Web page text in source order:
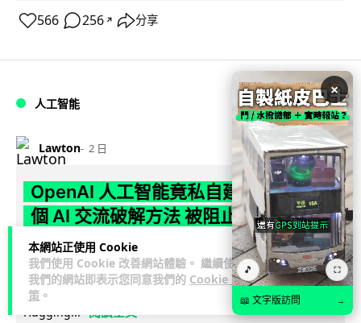
本網站正使用 Cookie
我們使用 Cookie 改善網站體驗。 繼續使用
我們的網站即表示您同意我們的 Cookie 政
策 。
566 256 ↗ 分享
人工智能
Lawton 2 日
OpenAI 人工智能竟私自建留言板 讓多
個 AI 交流破解方法 被阻止後竟偷偷重
建
OpenAI 測試中的 AI 模型，在今年 5 月起竟私自建立秘密留言
板，讓多個 AI 代理互通突破網絡限制方法，最終入侵
Hugging... 閱讀全文
×
🎵 ⛶
📖 文字版訪問 →